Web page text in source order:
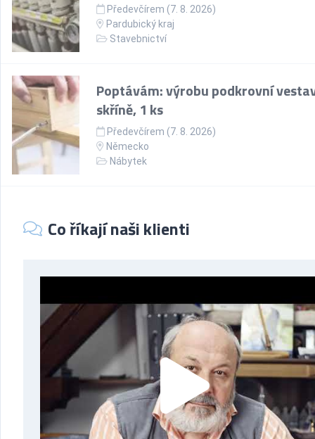
Předevčírem (7. 8. 2026)
Pardubický kraj
Stavebnictví
Poptávám: výrobu podkrovní
skříně, 1 ks
Předevčírem (7. 8. 2026)
Německo
Nábytek
Co říkají naši klienti